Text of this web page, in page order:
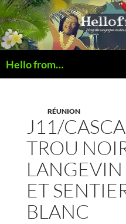
Hello from…
RÉUNION
J11/
TROU
ET
BLANC